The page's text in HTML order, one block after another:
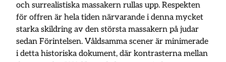
och surrealistiska massakern rullas upp. Respekten
för offren är hela tiden närvarande i denna mycket
starka skildring av den största massakern på judar
sedan Förintelsen. Våldsamma scener är minimerade
i detta historiska dokument, där kontrasterna mellan